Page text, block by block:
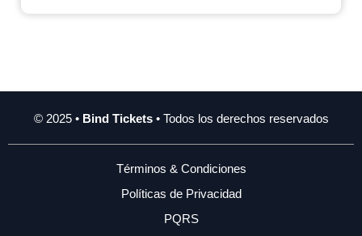
© 2025 • Bind Tickets• Todos los derechos reservados
Términos & Condiciones
Políticas de Privacidad
PQRS